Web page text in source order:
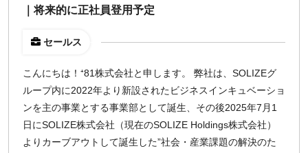
｜将来的に正社員登用予定
セールス
こんにちは！⁺81株式会社と申します。 弊社は、SOLIZEグ
ループ内に2022年より新設されたビジネスインキュベーショ
ンを主の事業とする事業部として誕生、その後2025年7月1
日にSOLIZE株式会社（現在のSOLIZE Holdings株式会社）
よりカーブアウトして誕生した”社会・産業課題の解決のた